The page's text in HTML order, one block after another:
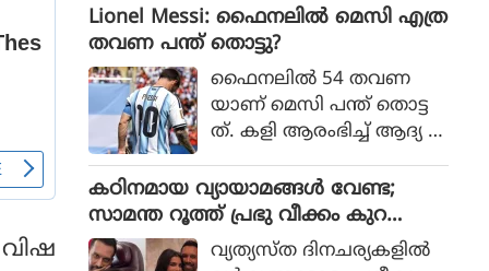
മുള്ളവരുമാണെന്ന് പറയ
പ്പെടുന്നു. എത്ര പരാജയ
ങ്ങള്‍ നേരിട്ടാലും അവര്‍
തങ്ങളുടെ സ്വപ്നങ്ങള്‍
സാക്ഷാത്കരിക്കാന്‍ ശ്ര
മിച്ചുകൊണ്ടിരിക്കും.
Lionel Messi: ഫൈനലിൽ മെസി എത്ര
തവണ പന്ത് തൊട്ടു?
ഫൈനലിൽ 54 തവണ
യാണ് മെസി പന്ത് തൊട്ട
ത്. കളി ആരംഭിച്ച് ആദ്യ 1
ച്ച് മാത്രം
കഠിനമായ വ്യായാമങ്ങള്‍ വേണ്ട;
സാമന്ത റൂത്ത് പ്രഭു വീക്കം കുറ
യ്ക്കുന്നതിനുള്ള ഏഴ് പ്രഭാത ശീലങ്ങ
വ്യത്യസ്ത ദിനചര്യകളില്‍